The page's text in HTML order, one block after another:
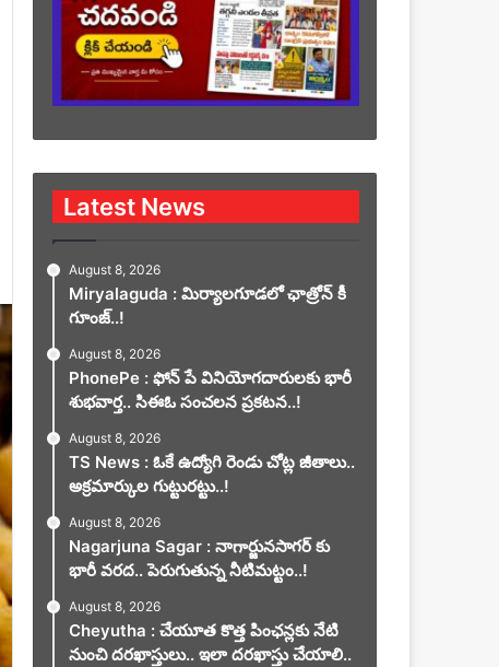
Latest News
August 8, 2026
Miryalaguda : మిర్యాలగూడలో ఛాత్రోన్ కీ
గూంజ్..!
August 8, 2026
PhonePe : ఫోన్ పే వినియోగదారులకు భారీ
శుభవార్త.. సిఈఓ సంచలన ప్రకటన..!
August 8, 2026
TS News : ఓకే ఉద్యోగి రెండు చోట్ల జీతాలు..
అక్రమార్కుల గుట్టురట్టు..!
August 8, 2026
Nagarjuna Sagar : నాగార్జునసాగర్ కు
భారీ వరద.. పెరుగుతున్న నీటిమట్టం..!
August 8, 2026
Cheyutha : చేయూత కొత్త పింఛన్లకు నేటి
నుంచి దరఖాస్తులు.. ఇలా దరఖాస్తు చేయాలి..